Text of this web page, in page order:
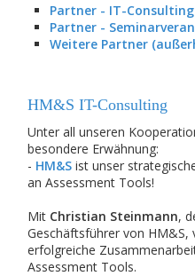
Partner - IT-Consulting
Partner -
Weitere Partner
HM&S IT-Consulting
Unter all unseren
besondere Erwähnung:
- HM&S ist unser
an Assessment Tools!
Mit Christian Steinmann,
Geschäftsführer von HM&S,
erfolgreiche
Assessment Tools.